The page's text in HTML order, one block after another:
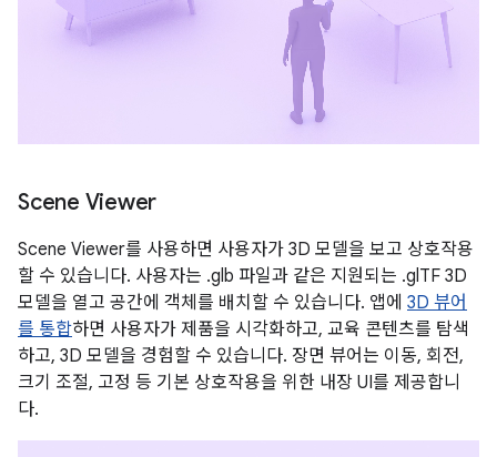
Scene Viewer
Scene Viewer를 사용하면 사용자가 3D 모델을 보고 상호작용
할 수 있습니다. 사용자는 .glb 파일과 같은 지원되는 .glTF 3D
모델을 열고 공간에 객체를 배치할 수 있습니다. 앱에 3D 뷰어
를 통합하면 사용자가 제품을 시각화하고, 교육 콘텐츠를 탐색
하고, 3D 모델을 경험할 수 있습니다. 장면 뷰어는 이동, 회전,
크기 조절, 고정 등 기본 상호작용을 위한 내장 UI를 제공합니
다.